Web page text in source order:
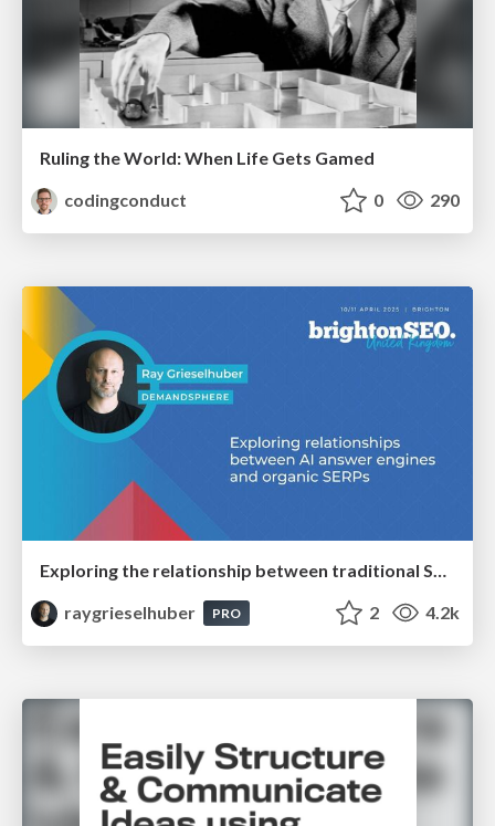
Ruling the World: When Life Gets Gamed
codingconduct
0 290
raygrieselhuber
PRO 2 4.2k